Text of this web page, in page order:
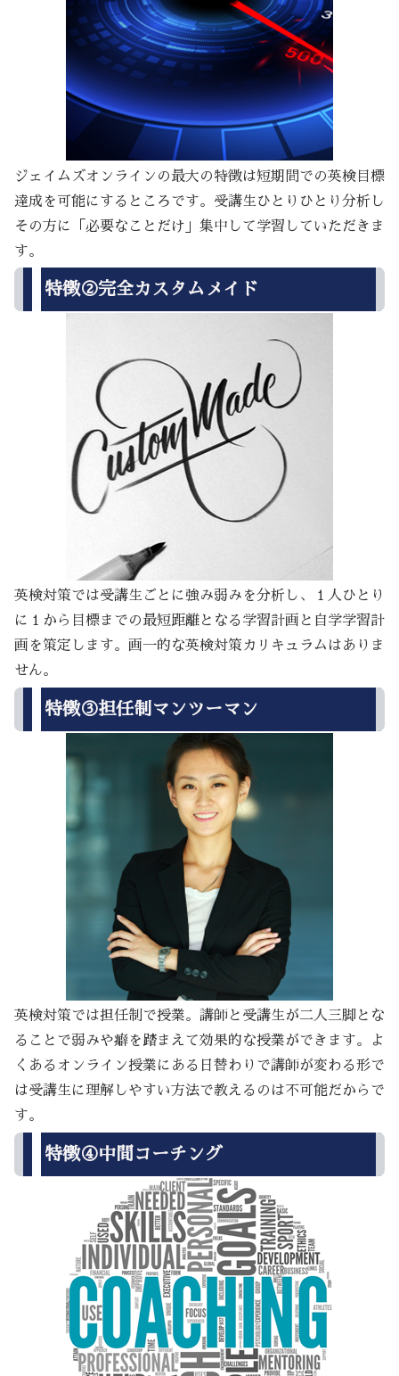
ジェイムズオンラインの最大の特徴は短期間での英検目標
達成を可能にするところです。受講生ひとりひとり分析し
その方に「必要なことだけ」集中して学習していただきま
す。
特徴②完全カスタムメイド
英検対策では受講生ごとに強み弱みを分析し、１人ひとり
に１から目標までの最短距離となる学習計画と自学学習計
画を策定します。画一的な英検対策カリキュラムはありま
せん。
特徴③担任制マンツーマン
英検対策では担任制で授業。講師と受講生が二人三脚とな
ることで弱みや癖を踏まえて効果的な授業ができます。よ
くあるオンライン授業にある日替わりで講師が変わる形で
は受講生に理解しやすい方法で教えるのは不可能だからで
す。
特徴④中間コーチング